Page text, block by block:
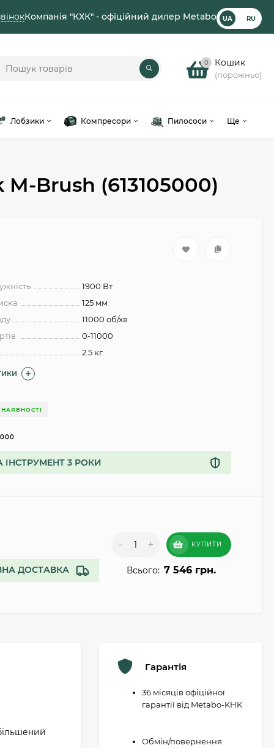
Компанія "КХК" - офіційний дилер Metabo UA RU
0 Кошик
(порожньо)
Лобзики Компресори Пилососи Ще
Brush (613105000)
1900 Вт
125 мм
11000 об/хв
0-11000
2.5 кг
НАЯВНОСТІ
ІНСТРУМЕНТ 3 РОКИ
ДОСТАВКА
- + КУПИТИ
Всього: 7 546 грн.
Гарантія
36 місяців офіційної
гарантії від Metabo-KHK
Обмін/повернення